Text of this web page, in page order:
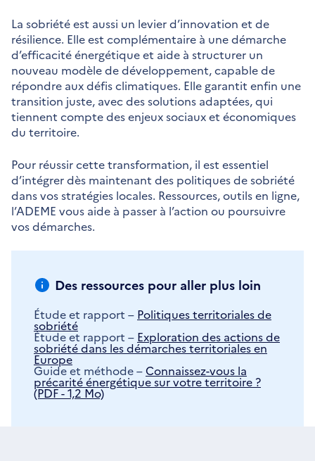
La sobriété est aussi un levier d’innovation et de
résilience. Elle est complémentaire à une démarche
d’efficacité énergétique et aide à structurer un
nouveau modèle de développement, capable de
répondre aux défis climatiques. Elle garantit enfin une
transition juste, avec des solutions adaptées, qui
tiennent compte des enjeux sociaux et économiques
du territoire.
Pour réussir cette transformation, il est essentiel
d’intégrer dès maintenant des politiques de sobriété
dans vos stratégies locales. Ressources, outils en ligne,
l’ADEME vous aide à passer à l’action ou poursuivre
vos démarches.
Des ressources pour aller plus loin
Étude et rapport – Politiques territoriales de
sobriété
Étude et rapport – Exploration des actions de
sobriété dans les démarches territoriales en
Europe
Guide et méthode – Connaissez-vous la
précarité énergétique sur votre territoire ?
(PDF - 1,2 Mo)